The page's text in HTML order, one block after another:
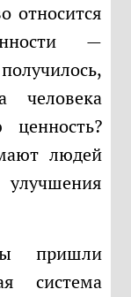
относится
—
людей
система